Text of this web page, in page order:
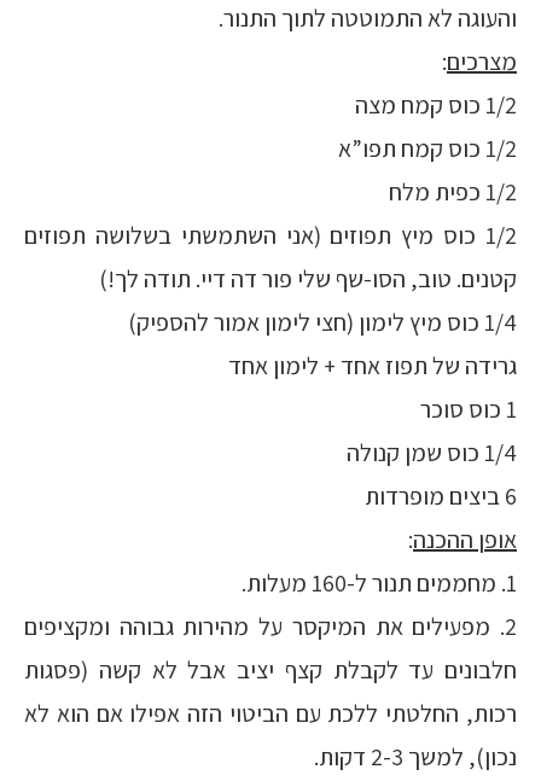
והעוגה לא התמוטטה לתוך התנור.
מצרכים:
1/2 כוס קמח מצה
1/2 כוס קמח תפו”א
1/2 כפית מלח
1/2 כוס מיץ תפוזים (אני השתמשתי בשלושה תפוזים
קטנים. טוב, הסו-שף שלי פור דה דיי. תודה לך!)
1/4 כוס מיץ לימון (חצי לימון אמור להספיק)
גרידה של תפוז אחד + לימון אחד
1 כוס סוכר
1/4 כוס שמן קנולה
6 ביצים מופרדות
אופן ההכנה:
1. מחממים תנור ל-160 מעלות.
2. מפעילים את המיקסר על מהירות גבוהה ומקציפים
חלבונים עד לקבלת קצף יציב אבל לא קשה (פסגות
רכות, החלטתי ללכת עם הביטוי הזה אפילו אם הוא לא
נכון), למשך 2-3 דקות.